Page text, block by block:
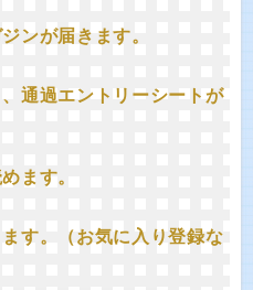
ンが届きます。
通過エントリーシートが
ます。
す。（お気に入り登録な